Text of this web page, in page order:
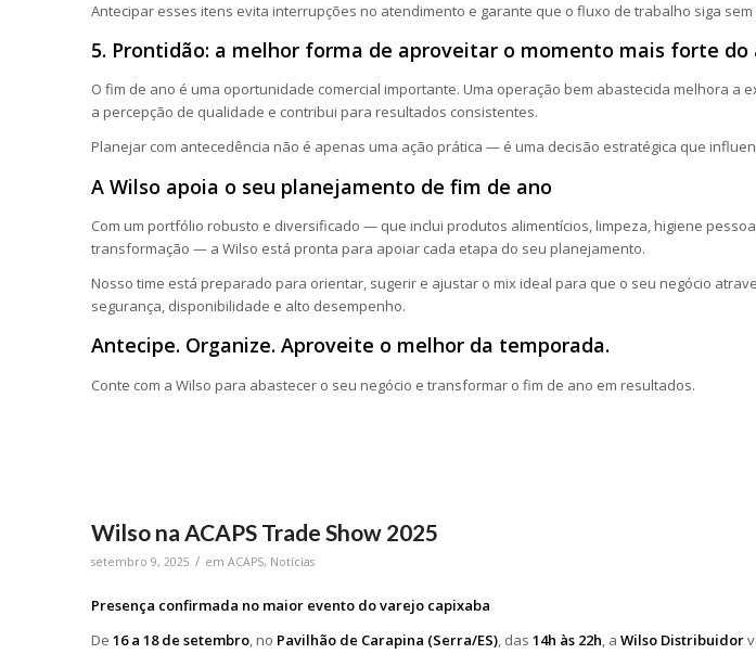
Antecipar esses itens evita interrupções no atendimento e garante que o fluxo de trabalho siga sem
5. Prontidão: a melhor forma de aproveitar o momento mais forte do
O fim de ano é uma oportunidade comercial importante. Uma operação bem abastecida melhora a
a percepção de qualidade e contribui para resultados consistentes.
Planejar com antecedência não é apenas uma ação prática — é uma decisão estratégica que
A Wilso apoia o seu planejamento de fim de ano
Com um portfólio robusto e diversificado — que inclui produtos alimentícios, limpeza, higiene
transformação — a Wilso está pronta para apoiar cada etapa do seu planejamento.
Nosso time está preparado para orientar, sugerir e ajustar o mix ideal para que o seu negócio
segurança, disponibilidade e alto desempenho.
Antecipe. Organize. Aproveite o melhor da temporada.
Conte com a Wilso para abastecer o seu negócio e transformar o fim de ano em resultados.
Wilso na ACAPS Trade Show 2025
setembro 9, 2025 / em ACAPS, Notícias
Presença confirmada no maior evento do varejo capixaba
De 16 a 18 de setembro, no Pavilhão de Carapina (Serra/ES), das 14h às 22h, a Wilso Distribuidor